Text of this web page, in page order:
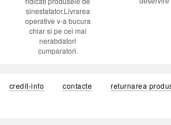
sinestatator.Livrarea
operative v-a bucura
chiar si pe cei mai
nerabdatori
cumparatori.
credit-info contacte
returnarea